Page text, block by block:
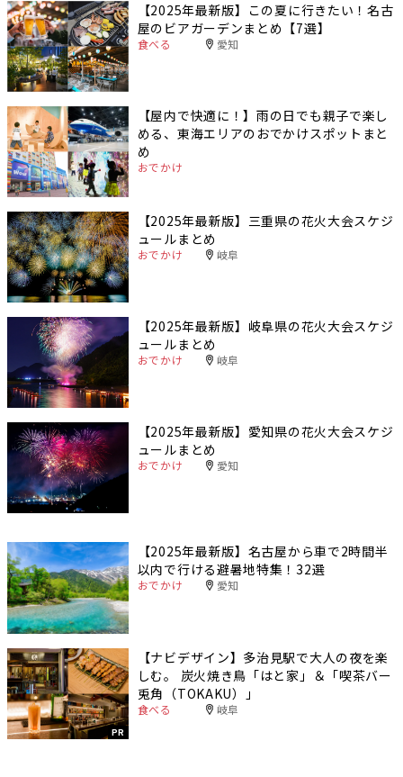
【2025年最新版】この夏に行きたい！名古
屋のビアガーデンまとめ【7選】
食べる 愛知
【屋内で快適に！】雨の日でも親子で楽し
める、東海エリアのおでかけスポットまと
め
おでかけ
【2025年最新版】三重県の花火大会スケジ
ュールまとめ
おでかけ 岐阜
【2025年最新版】岐阜県の花火大会スケジ
ュールまとめ
おでかけ 岐阜
【2025年最新版】愛知県の花火大会スケジ
ュールまとめ
おでかけ 愛知
【2025年最新版】名古屋から車で2時間半
以内で行ける避暑地特集！32選
おでかけ 愛知
PR
【ナビデザイン】多治見駅で大人の夜を楽
しむ。 炭火焼き鳥「はと家」＆「喫茶バー
兎角（TOKAKU）」
食べる 岐阜